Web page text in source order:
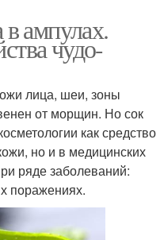
ампулах.
чудо-
лица, шеи, зоны
от морщин. Но сок
как средство
но и в медицинских
ряде заболеваний:
поражениях.